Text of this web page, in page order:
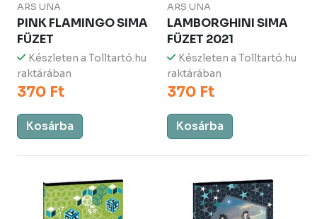
ARS UNA
PINK FLAMINGO SIMA
FÜZET
Készleten a Tolltartó.hu
raktárában
370 Ft
Kosárba
ARS UNA
LAMBORGHINI SIMA
FÜZET 2021
Készleten a Tolltartó.hu
raktárában
370 Ft
Kosárba